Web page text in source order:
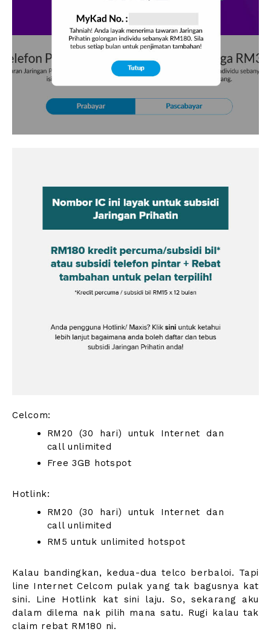
Celcom:
RM20 (30 hari) untuk Internet dan
call unlimited
Free 3GB hotspot
Hotlink:
RM20 (30 hari) untuk Internet dan
call unlimited
RM5 untuk unlimited hotspot
Kalau bandingkan, kedua-dua telco berbaloi. Tapi
line Internet Celcom pulak yang tak bagusnya kat
sini. Line Hotlink kat sini laju. So, sekarang aku
dalam dilema nak pilih mana satu. Rugi kalau tak
claim rebat RM180 ni.